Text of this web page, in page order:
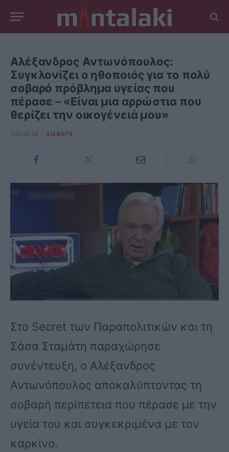
Αλέξανδρος Αντωνόπουλος:
Συγκλονίζει ο ηθοποιός για το πολύ
σοβαρό πρόβλημα υγείας που
πέρασε – «Είναι μια αρρώστια που
θερίζει την οικογένειά μου»
2023-07-04 ΔΙΆΦΟΡΑ
Στο Secret των Παραπολιτικών και τη
Σάσα Σταμάτη παραχώρησε
συνέντευξη, ο Αλέξανδρος
Αντωνόπουλος αποκαλύπτοντας τη
σοβαρή περίπετεια που πέρασε με την
υγεία του και συγκεκριμένα με τον
καρκίνο.